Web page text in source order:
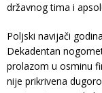
državnog tima i
Poljski navijači
Dekadentan
prolazom u osminu
nije prikrivena